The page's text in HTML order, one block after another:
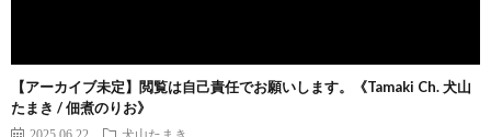
【アーカイブ未定】閲覧は自己責任でお願いします。《Tamaki Ch. 犬山
たまき / 佃煮のりお》
2025.06.22 犬山たまき